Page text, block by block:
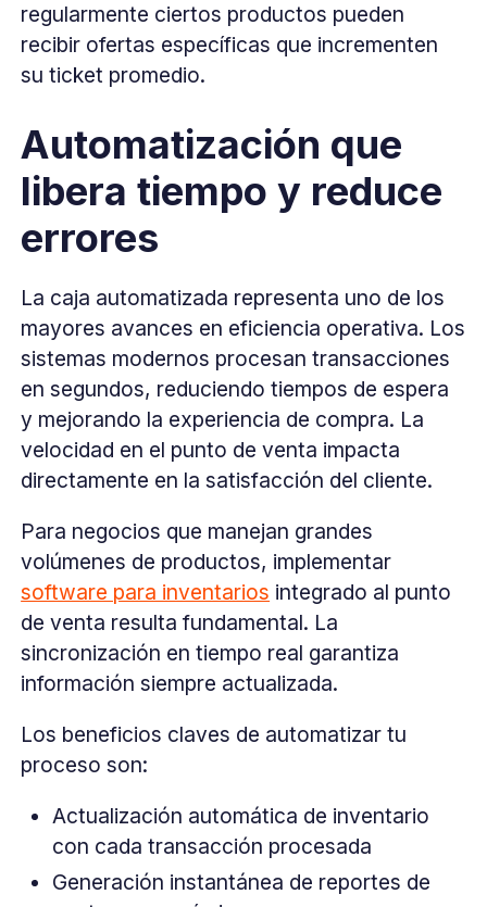
regularmente ciertos productos pueden
recibir ofertas específicas que incrementen
su ticket promedio.
Automatización que
libera tiempo y reduce
errores
La caja automatizada representa uno de los
mayores avances en eficiencia operativa. Los
sistemas modernos procesan transacciones
en segundos, reduciendo tiempos de espera
y mejorando la experiencia de compra. La
velocidad en el punto de venta impacta
directamente en la satisfacción del cliente.
Para negocios que manejan grandes
volúmenes de productos, implementar
software para inventarios integrado al punto
de venta resulta fundamental. La
sincronización en tiempo real garantiza
información siempre actualizada.
Los beneficios claves de automatizar tu
proceso son:
Actualización automática de inventario
con cada transacción procesada
Generación instantánea de reportes de